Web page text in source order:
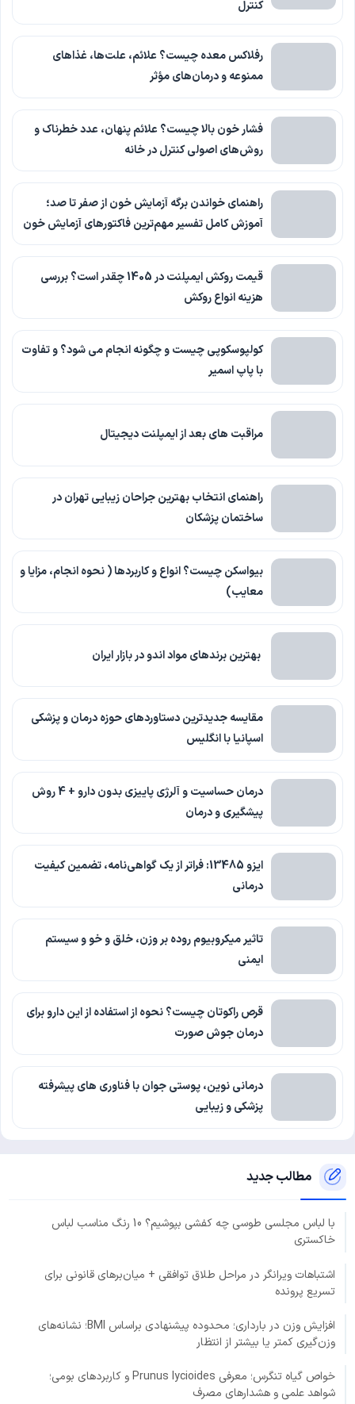
کنترل
رفلاکس معده چیست؟ علائم، علت‌ها، غذاهای
ممنوعه و درمان‌های مؤثر
فشار خون بالا چیست؟ علائم پنهان، عدد خطرناک و
روش‌های اصولی کنترل در خانه
راهنمای خواندن برگه آزمایش خون از صفر تا صد؛
آموزش کامل تفسیر مهم‌ترین فاکتورهای آزمایش خون
قیمت روکش ایمپلنت در 1405 چقدر است؟ بررسی
هزینه انواع روکش
کولپوسکوپی چیست و چگونه انجام می شود؟ و تفاوت
با پاپ اسمیر
مراقبت های بعد از ایمپلنت دیجیتال
راهنمای انتخاب بهترین جراحان زیبایی تهران در
ساختمان پزشکان
بیواسکن چیست؟ انواع و کاربردها ( نحوه انجام، مزایا و
معایب)
بهترین برندهای مواد اندو در بازار ایران
مقایسه جدیدترین دستاوردهای حوزه درمان و پزشکی
اسپانیا با انگلیس
درمان حساسیت و آلرژی پاییزی بدون دارو + 4 روش
پیشگیری و درمان
ایزو 13485: فراتر از یک گواهی‌نامه، تضمین کیفیت
درمانی
تاثیر میکروبیوم روده بر وزن، خلق و خو و سیستم
ایمنی
قرص راکوتان چیست؟ نحوه از استفاده از این دارو برای
درمان جوش صورت
درمانی نوین، پوستی جوان با فناوری‌ های پیشرفته
پزشکی و زیبایی
مطالب جدید
با لباس مجلسی طوسی چه کفشی بپوشیم؟ 10 رنگ مناسب لباس
خاکستری
اشتباهات ویرانگر در مراحل طلاق توافقی + میان‌برهای قانونی برای
تسریع پرونده
افزایش وزن در بارداری؛ محدوده پیشنهادی براساس BMI؛ نشانه‌های
وزن‌گیری کمتر یا بیشتر از انتظار
خواص گیاه تنگرس؛ معرفی Prunus lycioides و کاربردهای بومی؛
شواهد علمی و هشدارهای مصرف